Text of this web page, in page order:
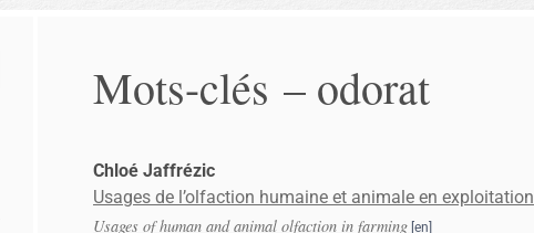
Mots-clés – odorat
Chloé Jaffrézic
Usages de l’olfaction humaine et animale en exploitation
Usages of human and animal olfaction in farming